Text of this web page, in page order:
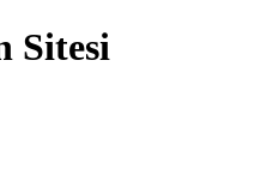
Sitesi